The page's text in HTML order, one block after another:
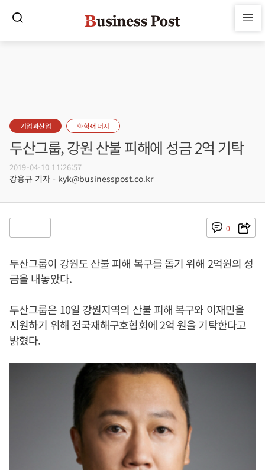
기업과산업 화학·에너지
두산그룹, 강원 산불 피해에 성금 2억 기탁
2019-04-10 11:26:57
강용규 기자 - kyk@businesspost.co.kr
0
두산그룹이 강원도 산불 피해 복구를 돕기 위해 2억원의 성
금을 내놓았다.
두산그룹은 10일 강원지역의 산불 피해 복구와 이재민을
지원하기 위해 전국재해구호협회에 2억 원을 기탁한다고
밝혔다.